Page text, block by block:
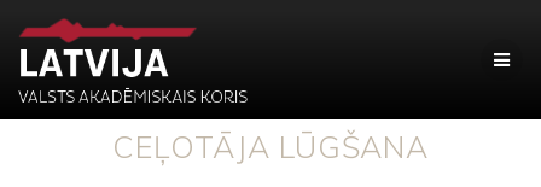
CEĻOTĀJA LŪGŠANA